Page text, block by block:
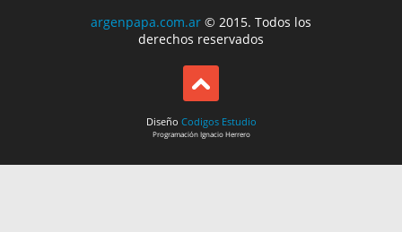
argenpapa.com.ar © 2015. Todos los
derechos reservados
Diseño Codigos Estudio
ProgramaciónIgnacio Herrero